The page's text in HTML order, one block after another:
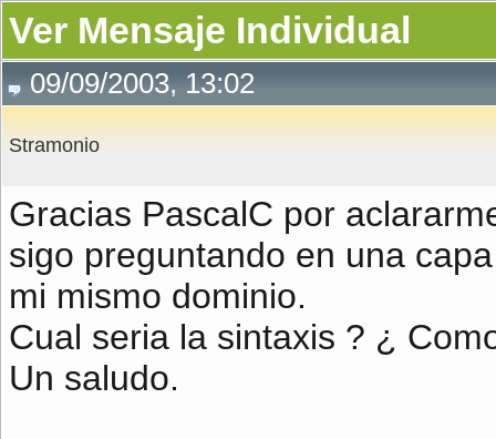
Ver Mensaje Individual
09/09/2003, 13:02
Stramonio
Gracias PascalC por
sigo preguntando en una
mi mismo dominio.
Cual seria la sintaxis ? ¿
Un saludo.